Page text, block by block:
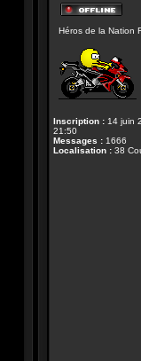
Héros de la Nation
Inscription : 14 juin
21:50
Messages : 1666
Localisation : 38